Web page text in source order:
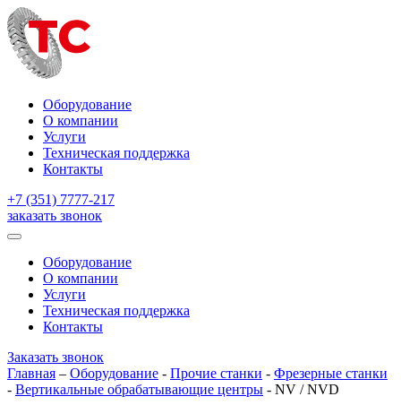
Оборудование
О компании
Услуги
Техническая поддержка
Контакты
+7 (351) 7777-217
заказать звонок
Оборудование
О компании
Услуги
Техническая поддержка
Контакты
Заказать звонок
Главная – Оборудование - Прочие станки - Фрезерные станки
- Вертикальные обрабатывающие центры - NV / NVD